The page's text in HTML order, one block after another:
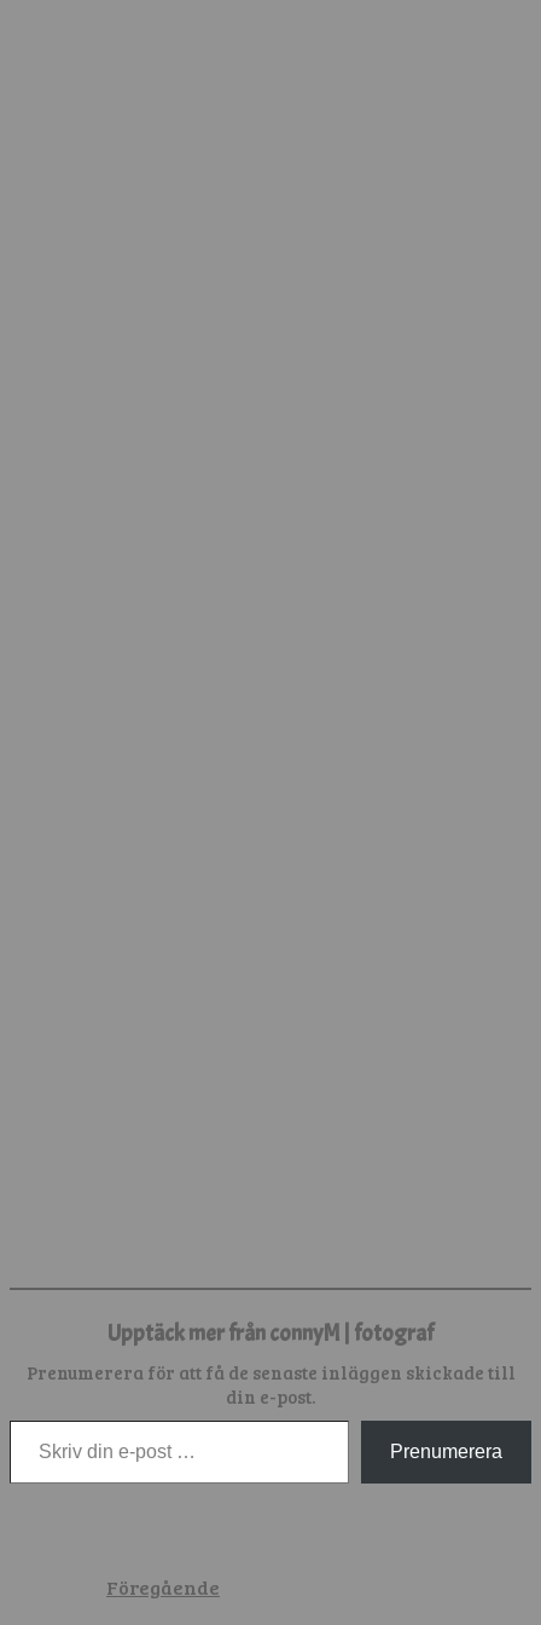
Upptäck mer från connyM | fotograf
Prenumerera för att få de senaste inläggen skickade till
din e-post.
Skriv din e-post …
Prenumerera
Föregående